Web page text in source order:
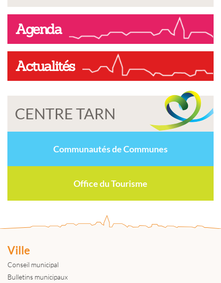
Agenda
Actualités
CENTRE TARN
Communautés de Communes
Office du Tourisme
Ville
Conseil municipal
Bulletins municipaux